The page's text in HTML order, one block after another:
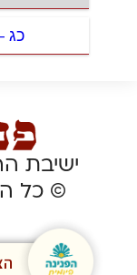
כג
ישיבת
© כל